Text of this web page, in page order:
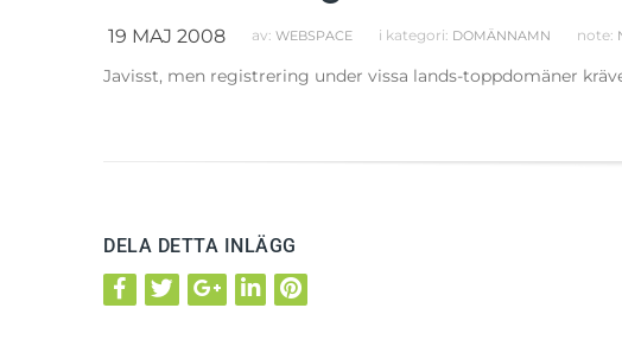
19 MAJ 2008 av: WEBSPACE i kategori: DOMÄNNAMN note:
Javisst, men registrering under vissa lands-toppdomäner
DELA DETTA INLÄGG